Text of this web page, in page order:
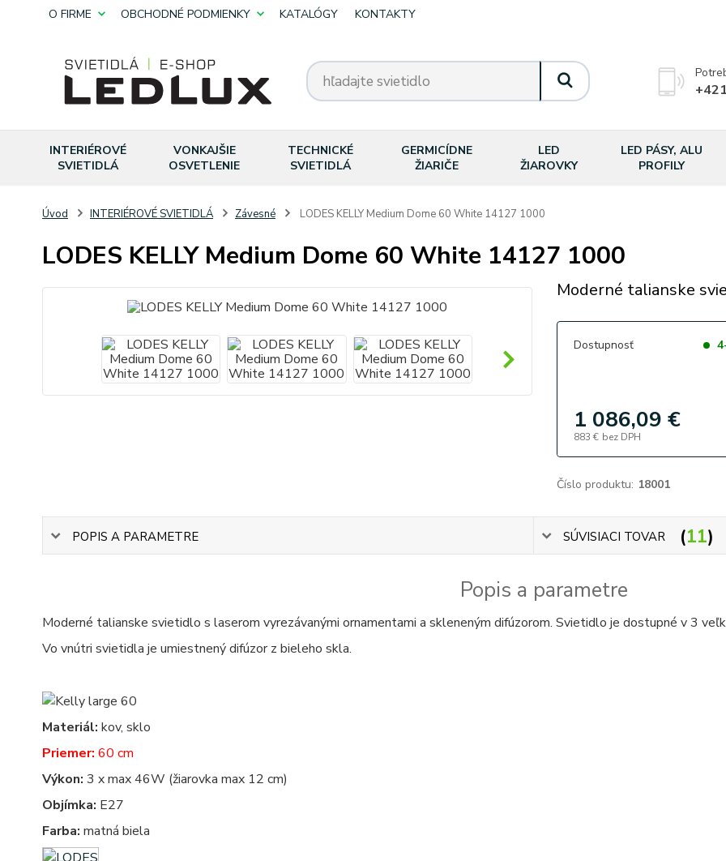
O FIRME OBCHODNÉ PODMIENKY KATALÓGY KONTAKTY
INTERIÉROVÉ
SVIETIDLÁ
VONKAJŠIE
OSVETLENIE
TECHNICKÉ
SVIETIDLÁ
GERMICÍDNE
ŽIARIČE
LED
ŽIAROVKY
LED PÁSY, ALU
PROFILY
Úvod INTERIÉROVÉ SVIETIDLÁ Závesné LODES KELLY Medium Dome 60 White 14127 1000
LODES KELLY Medium Dome 60 White 14127 1000
Moderné talianske
Dostupnosť
1 086,09 €
883 € bez DPH
Číslo produktu: 18001
POPIS A PARAMETRE SÚVISIACI TOVAR 11
Popis a parametre
Moderné talianske svietidlo s laserom vyrezávanými ornamentami a skleneným difúzorom. Svietidlo je dostupné v 3
Vo vnútri svietidla je umiestnený difúzor z bieleho skla.
Materiál: kov, sklo
Priemer: 60 cm
Výkon: 3 x max 46W (žiarovka max 12 cm)
Objímka: E27
Farba: matná biela